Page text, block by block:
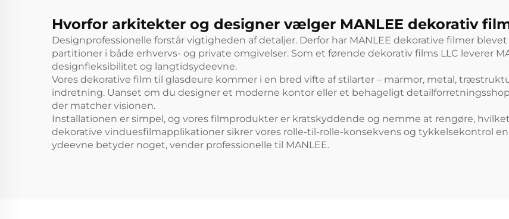
Hvorfor arkitekter og designer vælger MANLEE dekorativ
Designprofessionelle forstår vigtigheden af detaljer. Derfor har MANLEE dekorative filmer
partitioner i både erhvervs- og private omgivelser. Som et førende dekorativ films LLC leverer
designfleksibilitet og langtidsydeevne.
Vores dekorative film til glasdeure kommer i en bred vifte af stilarter – marmor, metal,
indretning. Uanset om du designer et moderne kontor eller et behageligt
der matcher visionen.
Installationen er simpel, og vores filmprodukter er kratskyddende og nemme at rengøre,
dekorative vinduesfilmapplikationer sikrer vores rolle-til-rolle-konsekvens og tykkelsekontrol
ydeevne betyder noget, vender professionelle til MANLEE.